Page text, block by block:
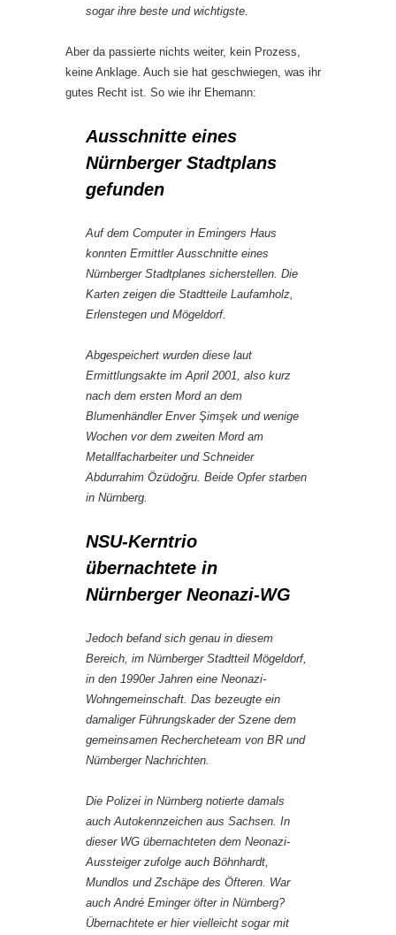
sogar ihre beste und wichtigste.
Aber da passierte nichts weiter, kein Prozess,
keine Anklage. Auch sie hat geschwiegen, was ihr
gutes Recht ist. So wie ihr Ehemann:
Ausschnitte eines
Nürnberger Stadtplans
gefunden
Auf dem Computer in Emingers Haus
konnten Ermittler Ausschnitte eines
Nürnberger Stadtplanes sicherstellen. Die
Karten zeigen die Stadtteile Laufamholz,
Erlenstegen und Mögeldorf.
Abgespeichert wurden diese laut
Ermittlungsakte im April 2001, also kurz
nach dem ersten Mord an dem
Blumenhändler Enver Şimşek und wenige
Wochen vor dem zweiten Mord am
Metallfacharbeiter und Schneider
Abdurrahim Özüdoğru. Beide Opfer starben
in Nürnberg.
NSU-Kerntrio
übernachtete in
Nürnberger Neonazi-WG
Jedoch befand sich genau in diesem
Bereich, im Nürnberger Stadtteil Mögeldorf,
in den 1990er Jahren eine Neonazi-
Wohngemeinschaft. Das bezeugte ein
damaliger Führungskader der Szene dem
gemeinsamen Rechercheteam von BR und
Nürnberger Nachrichten.
Die Polizei in Nürnberg notierte damals
auch Autokennzeichen aus Sachsen. In
dieser WG übernachteten dem Neonazi-
Aussteiger zufolge auch Böhnhardt,
Mundlos und Zschäpe des Öfteren. War
auch André Eminger öfter in Nürnberg?
Übernachtete er hier vielleicht sogar mit